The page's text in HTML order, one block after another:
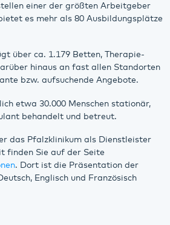
einer der größten Arbeitgeber
es mehr als 80 Ausbildungsplätze
über ca. 1.179 Betten, Therapie-
hinaus an fast allen Standorten
bzw. aufsuchende Angebote.
etwa 30.000 Menschen stationär,
behandelt und betreut.
das Pfalzklinikum als Dienstleister
finden Sie auf der Seite
. Dort ist die Präsentation der
Englisch und Französisch